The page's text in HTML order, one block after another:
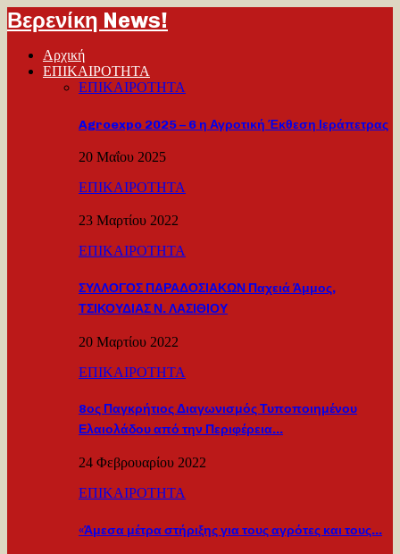
Βερενίκη News!
Αρχική
ΕΠΙΚΑΙΡΟΤΗΤΑ
ΕΠΙΚΑΙΡΟΤΗΤΑ
Agroexpo 2025 – 6 η Αγροτική Έκθεση Ιεράπετρας
20 Μαΐου 2025
ΕΠΙΚΑΙΡΟΤΗΤΑ
23 Μαρτίου 2022
ΕΠΙΚΑΙΡΟΤΗΤΑ
ΣΥΛΛΟΓΟΣ ΠΑΡΑΔΟΣΙΑΚΩΝ Παχειά Άμμος,
ΤΣΙΚΟΥΔΙΑΣ Ν. ΛΑΣΙΘΙΟΥ
20 Μαρτίου 2022
ΕΠΙΚΑΙΡΟΤΗΤΑ
8ος Παγκρήτιος Διαγωνισμός Τυποποιημένου
Ελαιολάδου από την Περιφέρεια…
24 Φεβρουαρίου 2022
ΕΠΙΚΑΙΡΟΤΗΤΑ
«Άμεσα μέτρα στήριξης για τους αγρότες και τους…